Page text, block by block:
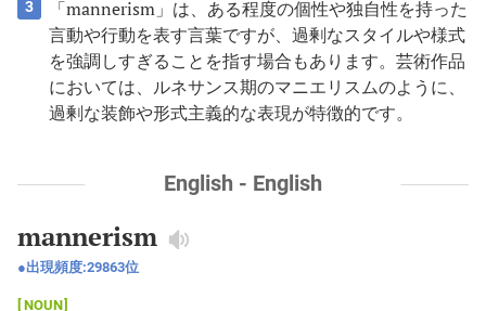
3
「mannerism」は、ある程度の個性や独自性を持った
言動や行動を表す言葉ですが、過剰なスタイルや様式
を強調しすぎることを指す場合もあります。芸術作品
においては、ルネサンス期のマニエリスムのように、
過剰な装飾や形式主義的な表現が特徴的です。
English - English
mannerism
出現頻度:29863位
NOUN